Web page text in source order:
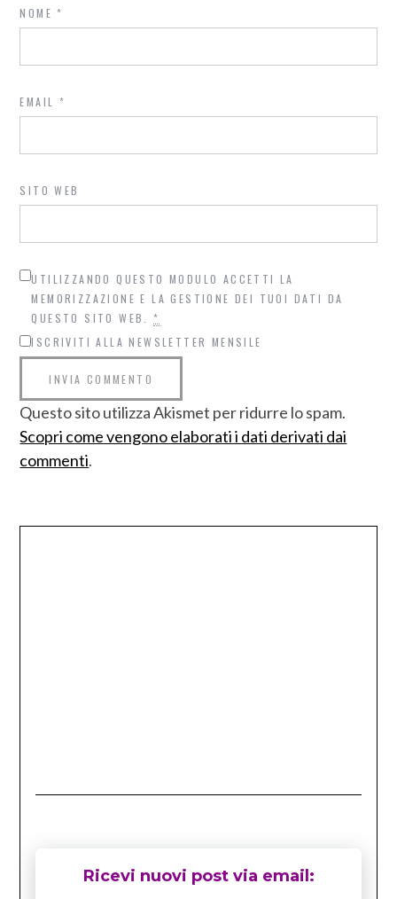
NOME*
EMAIL *
SITO WEB
UTILIZZANDO QUESTO MODULO ACCETTI LA
MEMORIZZAZIONE E LA GESTIONE DEI TUOI DATI DA
QUESTO SITO WEB.*
ISCRIVITI ALLA NEWSLETTER MENSILE
Questo sito utilizza Akismet per ridurre lo spam.
Scopri come vengono elaborati i dati derivati dai
commenti.
Ricevi nuovi post via email: